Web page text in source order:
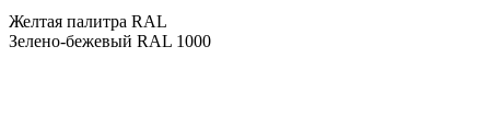
Желтая палитра RAL
Зелено-бежевый RAL 1000